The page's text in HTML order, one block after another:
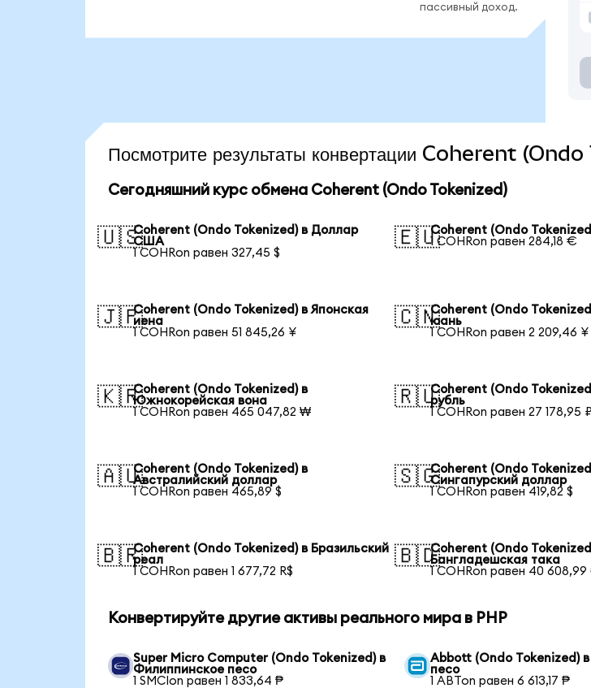
пассивный доход.
Посмотрите результаты конвертации Coherent
Сегодняшний курс обмена Coherent (Ondo Tokenized)
🇺🇸Coherent (Ondo Tokenized) в Доллар
США
1 COHRon равен 327,45 $
🇪🇺Coherent (Ondo
1 COHRon равен 284,18 €
🇯🇵Coherent (Ondo Tokenized) в Японская
иена
1 COHRon равен 51 845,26 ¥
🇨🇳Coherent (Ondo
юань
1 COHRon равен 2 209,46 ¥
🇰🇷Coherent (Ondo Tokenized) в
Южнокорейская вона
1 COHRon равен 465 047,82 ₩
🇷🇺Coherent (Ondo
рубль
1 COHRon равен 27 178,95 ₽
🇦🇺Coherent (Ondo Tokenized) в
Австралийский доллар
1 COHRon равен 465,89 $
🇸🇬Coherent (Ondo
Сингапурский доллар
1 COHRon равен 419,82 $
🇧🇷Coherent (Ondo Tokenized) в Бразильский
реал
1 COHRon равен 1 677,72 R$
🇧🇩Coherent (Ondo
Бангладешская така
1 COHRon равен 40 608,99
Конвертируйте другие активы реального мира в PHP
Super Micro Computer (Ondo Tokenized) в
Филиппинское песо
1 SMCIon равен 1 833,64 ₱
Abbott (Ondo Tokenized)
песо
1 ABTon равен 6 613,17 ₱